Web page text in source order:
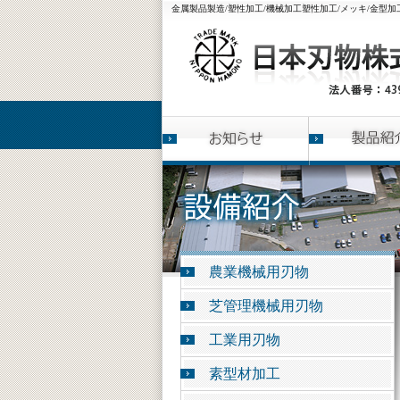
金属製品製造/塑性加工/機械加工塑性加工/メッキ/金型
農業機械用刃物
芝管理機械用刃物
工業用刃物
素型材加工